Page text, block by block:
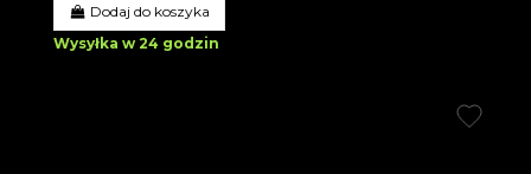
Dodaj do koszyka
Wysyłka w 24 godzin